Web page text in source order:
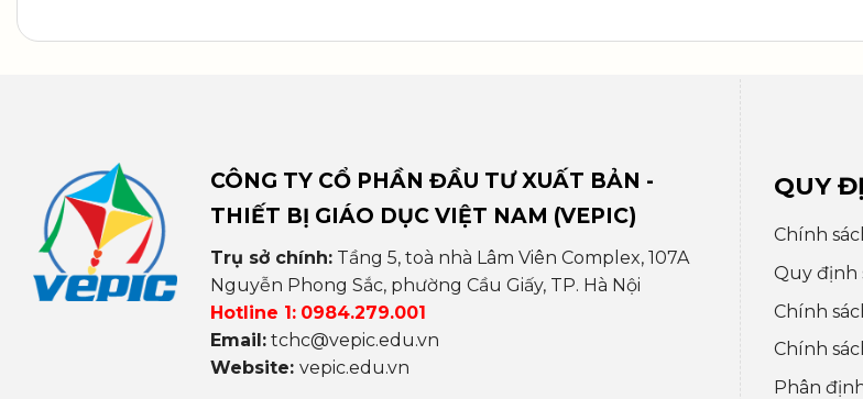
CÔNG TY CỔ PHẦN ĐẦU TƯ XUẤT BẢN -
THIẾT BỊ GIÁO DỤC VIỆT NAM (VEPIC)
Trụ sở chính:Tầng 5, toà nhà Lâm Viên Complex, 107A
Nguyễn Phong Sắc, phường Cầu Giấy, TP. Hà Nội
Hotline 1: 0984.279.001
Email: tchc@vepic.edu.vn
Website: vepic.edu.vn
QUY
Chính
Quy định
Chính
Chính
Phân